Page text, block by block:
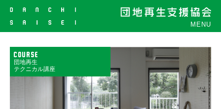
MENU
COURSE
団地再生
テクニカル講座